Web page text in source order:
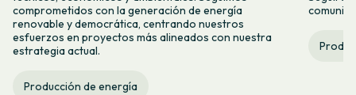
comprometidos con la generación de energía
renovable y democrática, centrando nuestros
esfuerzos en proyectos más alineados con nuestra
estrategia actual.
Producción de energía